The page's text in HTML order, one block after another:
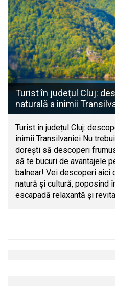
Turist în județul Cluj:
naturală a inimii
Turist în județul Cluj:
inimii Transilvaniei Nu
dorești să descoperi
să te bucuri de avantajele
balnear! Vei descoperi aici
natură și cultură, poposind
escapadă relaxantă și